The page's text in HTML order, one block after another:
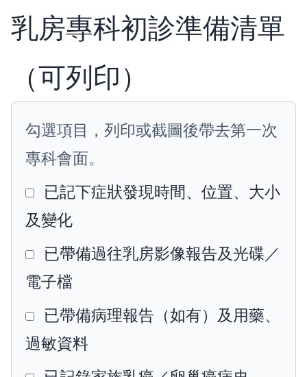
乳房專科初診準備清單
（可列印）
勾選項目，列印或截圖後帶去第一次
專科會面。
已記下症狀發現時間、位置、大小
及變化
已帶備過往乳房影像報告及光碟／
電子檔
已帶備病理報告（如有）及用藥、
過敏資料